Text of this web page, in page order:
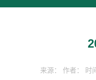
来源： 作者： 时